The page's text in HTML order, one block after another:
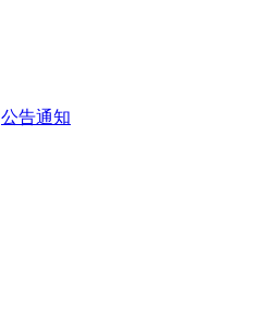
公告通知